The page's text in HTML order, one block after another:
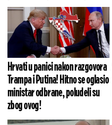
Hrvati u panici nakon razgovora
Trampa i Putina! Hitno se oglasio
ministar odbrane, poludeli su
zbog ovog!